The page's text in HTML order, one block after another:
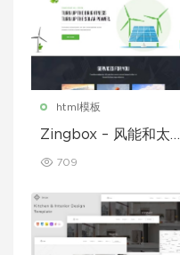
html模板
Zingbox – 风能和太阳
709